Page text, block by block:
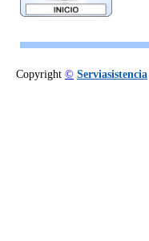
Copyright © Serviasistencia